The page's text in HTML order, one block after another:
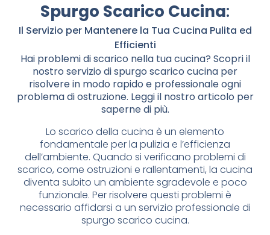
Spurgo Scarico Cucina:
Il Servizio per Mantenere la Tua Cucina Pulita ed
Efficienti
Hai problemi di scarico nella tua cucina? Scopri il
nostro servizio di spurgo scarico cucina per
risolvere in modo rapido e professionale ogni
problema di ostruzione. Leggi il nostro articolo per
saperne di più.
Lo scarico della cucina è un elemento
fondamentale per la pulizia e l’efficienza
dell’ambiente. Quando si verificano problemi di
scarico, come ostruzioni e rallentamenti, la cucina
diventa subito un ambiente sgradevole e poco
funzionale. Per risolvere questi problemi è
necessario affidarsi a un servizio professionale di
spurgo scarico cucina.